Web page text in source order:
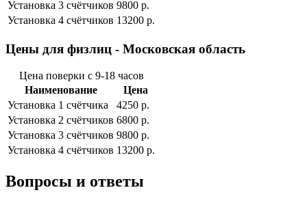
Установка 3 cчётчиков 9800 р.
Установка 4 cчётчиков 13200 р.
Цены для физлиц - Московская область
Цена поверки с 9-18 часов
Наименование
Цена
Установка 1 cчётчика
4250 р.
Установка 2 cчётчиков 6800 р.
Установка 3 cчётчиков 9800 р.
Установка 4 cчётчиков 13200 р.
Вопросы и ответы